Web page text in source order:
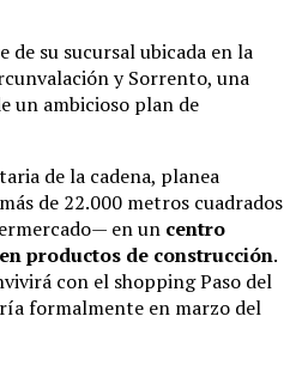
su sucursal ubicada en la
y Sorrento, una
un ambicioso plan de
de la cadena, planea
de 22.000 metros cuadrados
en un centro
productos de construcción.
con el shopping Paso del
formalmente en marzo del